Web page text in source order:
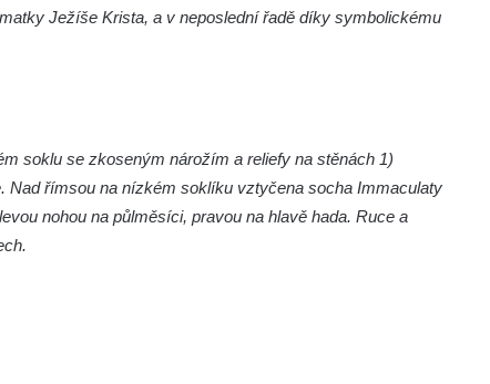
Ježíše Krista, a v neposlední řadě díky symbolickému
soklu se zkoseným nárožím a reliefy na stěnách 1)
Nad římsou na nízkém soklíku vztyčena socha Immaculaty
nohou na půlměsíci, pravou na hlavě hada. Ruce a